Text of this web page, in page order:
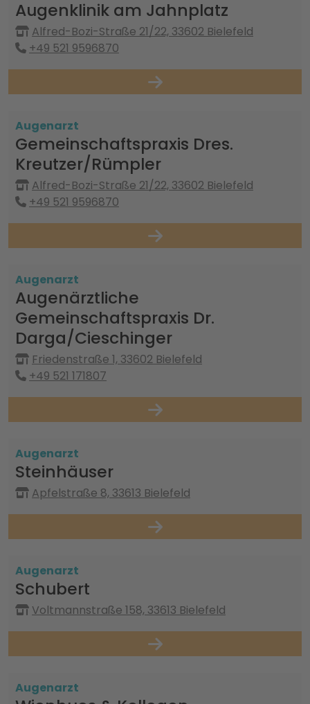
Augenklinik am Jahnplatz
Alfred-Bozi-Straße 21/22, 33602 Bielefeld
+49 521 9596870
Augenarzt
Gemeinschaftspraxis Dres.
Kreutzer/Rümpler
Alfred-Bozi-Straße 21/22, 33602 Bielefeld
+49 521 9596870
Augenarzt
Augenärztliche
Gemeinschaftspraxis Dr.
Darga/Cieschinger
Friedenstraße 1, 33602 Bielefeld
+49 521 171807
Augenarzt
Steinhäuser
Apfelstraße 8, 33613 Bielefeld
Augenarzt
Schubert
Voltmannstraße 158, 33613 Bielefeld
Augenarzt